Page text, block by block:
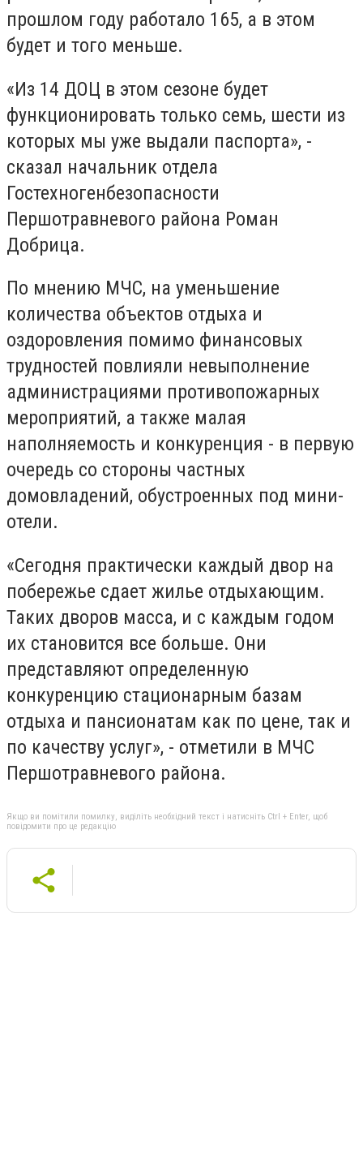
прошлом году работало 165, а в этом
будет и того меньше.
«Из 14 ДОЦ в этом сезоне будет
функционировать только семь, шести из
которых мы уже выдали паспорта», -
сказал начальник отдела
Гостехногенбезопасности
Першотравневого района Роман
Добрица.
По мнению МЧС, на уменьшение
количества объектов отдыха и
оздоровления помимо финансовых
трудностей повлияли невыполнение
администрациями противопожарных
мероприятий, а также малая
наполняемость и конкуренция - в первую
очередь со стороны частных
домовладений, обустроенных под мини-
отели.
«Сегодня практически каждый двор на
побережье сдает жилье отдыхающим.
Таких дворов масса, и с каждым годом
их становится все больше. Они
представляют определенную
конкуренцию стационарным базам
отдыха и пансионатам как по цене, так и
по качеству услуг», - отметили в МЧС
Першотравневого района.
Якщо ви помітили помилку, виділіть необхідний текст і натисніть Ctrl + Enter, щоб
повідомити про це редакцію